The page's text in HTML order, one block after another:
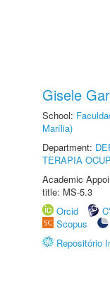
Gisele
School:
Marília)
Department:
TERAPIA
Academic
title: MS-5.3
Orcid
Scopus
Repositório